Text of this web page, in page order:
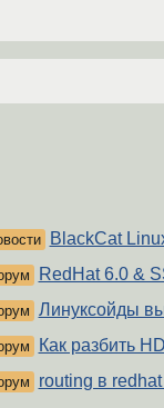
BlackCat
RedHat 6.0 &
Линуксойды
Как разбить
routing в